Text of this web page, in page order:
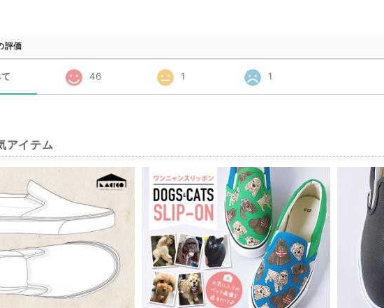
評価
46 1 1
アイテム